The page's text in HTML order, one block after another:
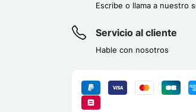
Escribe o llama a nuestro
Servicio al cliente
Hable con nosotros